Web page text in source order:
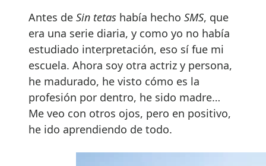
Antes de Sin tetas había hecho SMS, que
era una serie diaria, y como yo no había
estudiado interpretación, eso sí fue mi
escuela. Ahora soy otra actriz y persona,
he madurado, he visto cómo es la
profesión por dentro, he sido madre…
Me veo con otros ojos, pero en positivo,
he ido aprendiendo de todo.